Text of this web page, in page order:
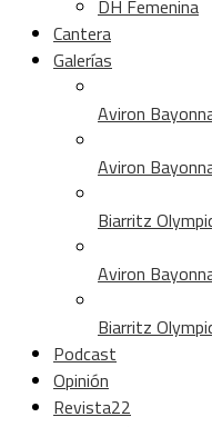
DH Femenina
Cantera
Galerías
Aviron
Aviron
Biarritz
Aviron
Biarritz
Podcast
Opinión
Revista22